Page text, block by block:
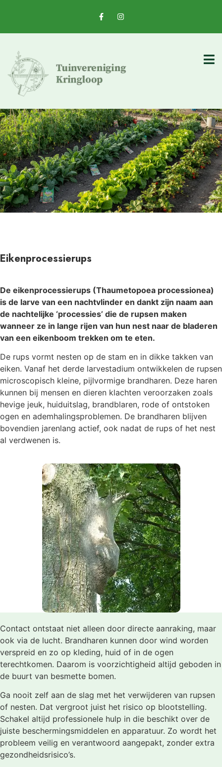
Eikenprocessierups
De eikenprocessierups (Thaumetopoea processionea)
is de larve van een nachtvlinder en dankt zijn naam aan
de nachtelijke ‘processies’ die de rupsen maken
wanneer ze in lange rijen van hun nest naar de bladeren
van een eikenboom trekken om te eten.
De rups vormt nesten op de stam en in dikke takken van
eiken. Vanaf het derde larvestadium ontwikkelen de rupsen
microscopisch kleine, pijlvormige brandharen. Deze haren
kunnen bij mensen en dieren klachten veroorzaken zoals
hevige jeuk, huiduitslag, brandblaren, rode of ontstoken
ogen en ademhalingsproblemen. De brandharen blijven
bovendien jarenlang actief, ook nadat de rups of het nest
al verdwenen is.
Contact ontstaat niet alleen door directe aanraking, maar
ook via de lucht. Brandharen kunnen door wind worden
verspreid en zo op kleding, huid of in de ogen
terechtkomen. Daarom is voorzichtigheid altijd geboden in
de buurt van besmette bomen.
Ga nooit zelf aan de slag met het verwijderen van rupsen
of nesten. Dat vergroot juist het risico op blootstelling.
Schakel altijd professionele hulp in die beschikt over de
juiste beschermingsmiddelen en apparatuur. Zo wordt het
probleem veilig en verantwoord aangepakt, zonder extra
gezondheidsrisico’s.